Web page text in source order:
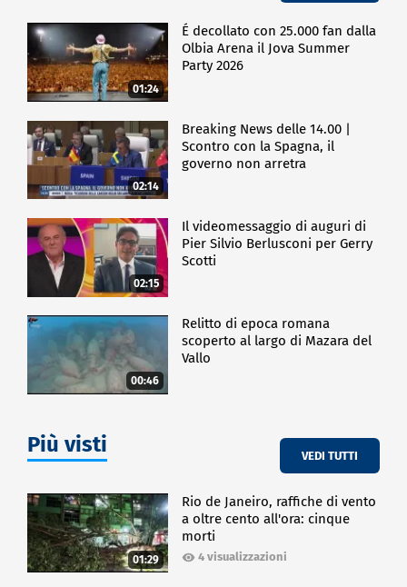
01:24
É decollato con 25.000 fan dalla
Olbia Arena il Jova Summer
Party 2026
02:14
Breaking News delle 14.00 |
Scontro con la Spagna, il
governo non arretra
02:15
Il videomessaggio di auguri di
Pier Silvio Berlusconi per Gerry
Scotti
00:46
Relitto di epoca romana
scoperto al largo di Mazara del
Vallo
Più visti VEDI TUTTI
01:29
Rio de Janeiro, raffiche di vento
a oltre cento all'ora: cinque
morti
4 visualizzazioni